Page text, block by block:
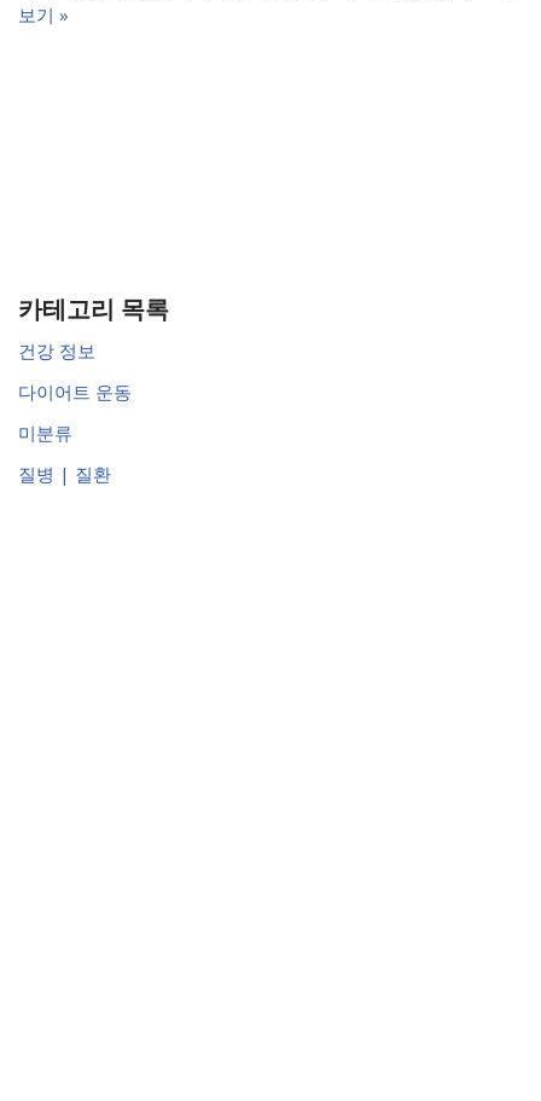
보기 »
카테고리 목록
건강 정보
다이어트 운동
미분류
질병 | 질환